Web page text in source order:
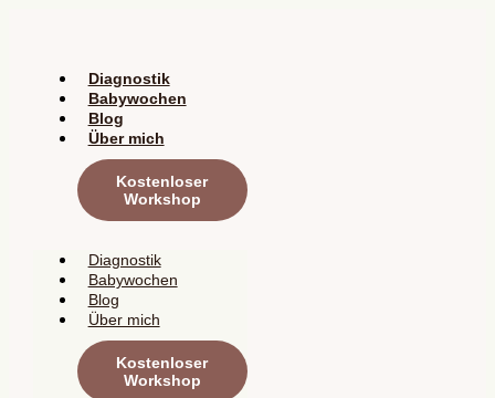
Diagnostik
Babywochen
Blog
Über mich
Kostenloser
Workshop
Diagnostik
Babywochen
Blog
Über mich
Kostenloser
Workshop